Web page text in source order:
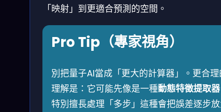
「映射」到更適合預測的空間。
Pro Tip（專家視角）
別把量子AI當成「更大的計算器」。更合
理解是：它可能先像是一種動態特徵提取器
特別擅長處理「多步」這種會把誤差逐步